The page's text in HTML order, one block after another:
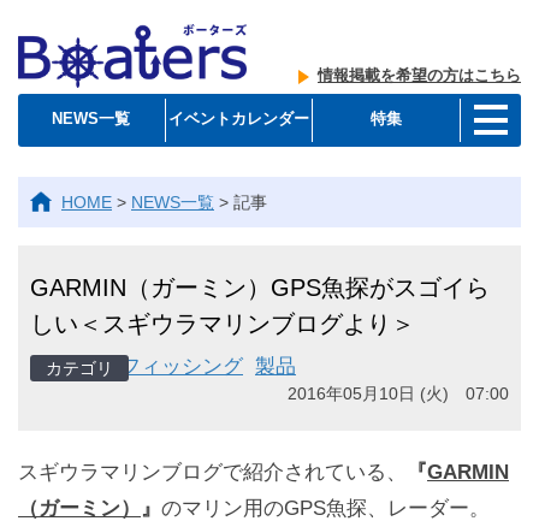
情報掲載を希望の方はこちら
NEWS一覧 イベントカレンダー 特集
HOME > NEWS一覧 > 記事
GARMIN（ガーミン）GPS魚探がスゴイら
しい＜スギウラマリンブログより＞
フィッシング 製品
2016年05月10日 (火) 07:00
スギウラマリンブログで紹介されている、 『GARMIN
（ガーミン）
』 のマリン用のGPS魚探、レーダー。